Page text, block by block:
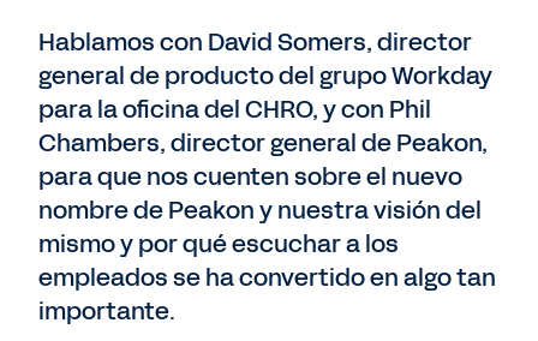
Hablamos con David Somers, director
general de producto del grupo Workday
para la oficina del CHRO, y con Phil
Chambers, director general de Peakon,
para que nos cuenten sobre el nuevo
nombre de Peakon y nuestra visión del
mismo y por qué escuchar a los
empleados se ha convertido en algo tan
importante.